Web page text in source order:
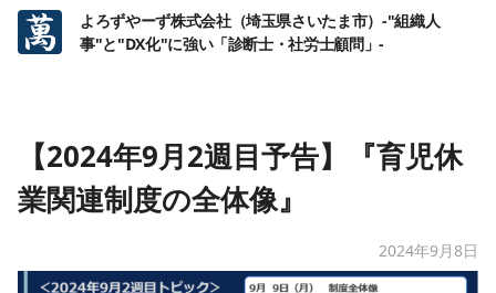
よろずやーず株式会社（埼玉県さいたま市）-"組織人
事"と"DX化"に強い「診断士・社労士顧問」-
【2024年9月2週目予告】『育児休
業関連制度の全体像』
2024年9月8日